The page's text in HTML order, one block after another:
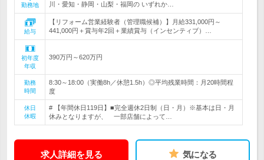
勤務地
川・愛知・静岡・山梨・福岡の いずれか…
給与
【リフォーム営業経験者（管理職候補）】月給331,000円～
441,000円＋賞与年2回＋業績賞与（インセンティブ）…
初年度
年収
390万円～620万円
勤務
時間
8:30～18:00（実働8h／休憩1.5h）◎平均残業時間：月20時間程
度
休日
休暇
# 【年間休日119日】■完全週休2日制（日・月）※基本は日・月
休みとなりますが、 一部店舗によって…
求人詳細を見る 気になる